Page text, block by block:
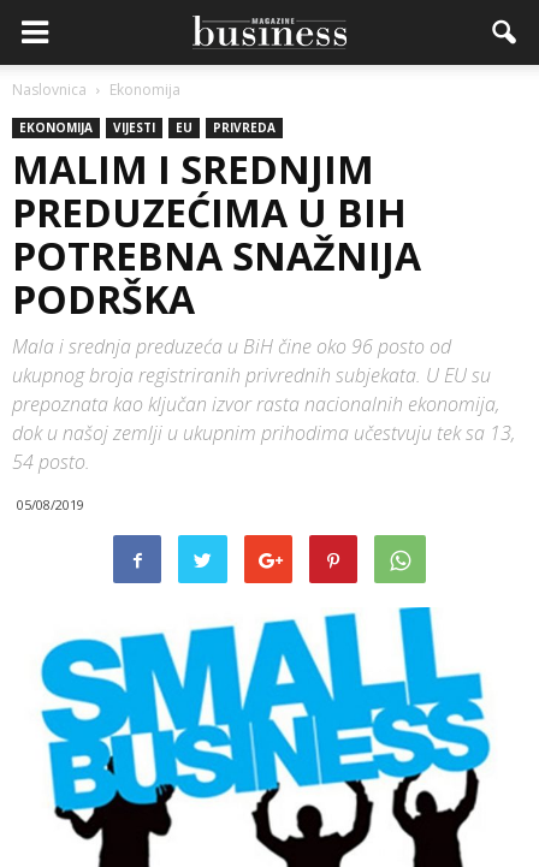
Naslovnica Ekonomija
EKONOMIJA VIJESTI EU PRIVREDA
MALIM I SREDNJIM
PREDUZEĆIMA U BIH
POTREBNA SNAŽNIJA
PODRŠKA
Mala i srednja preduzeća u BiH čine oko 96 posto od
ukupnog broja registriranih privrednih subjekata. U EU su
prepoznata kao ključan izvor rasta nacionalnih ekonomija,
dok u našoj zemlji u ukupnim prihodima učestvuju tek sa 13,
54 posto.
05/08/2019